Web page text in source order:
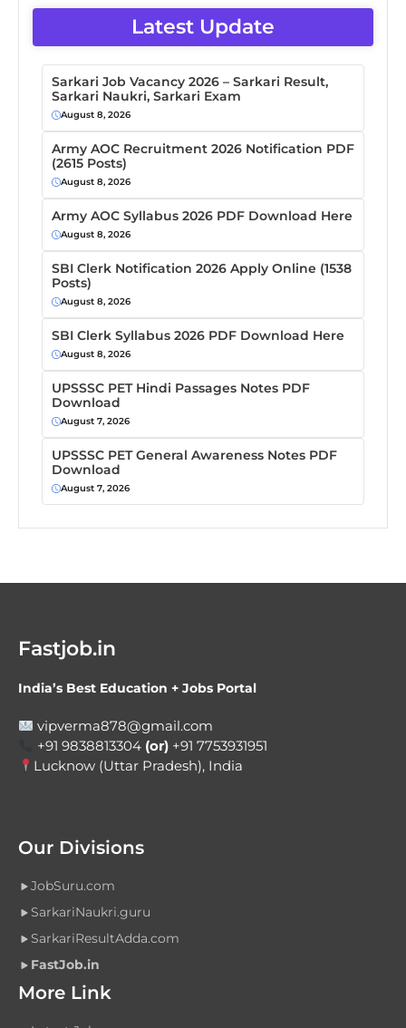
Latest Update
Sarkari Job Vacancy 2026 – Sarkari Result,
Sarkari Naukri, Sarkari Exam
August 8, 2026
Army AOC Recruitment 2026 Notification PDF
(2615 Posts)
August 8, 2026
Army AOC Syllabus 2026 PDF Download Here
August 8, 2026
SBI Clerk Notification 2026 Apply Online (1538
Posts)
August 8, 2026
SBI Clerk Syllabus 2026 PDF Download Here
August 8, 2026
UPSSSC PET Hindi Passages Notes PDF
Download
August 7, 2026
UPSSSC PET General Awareness Notes PDF
Download
August 7, 2026
Fastjob.in
India’s Best Education + Jobs Portal
vipverma878@gmail.com
+91 9838813304 (or) +91 7753931951
Lucknow (Uttar Pradesh), India
Our Divisions
JobSuru.com
SarkariNaukri.guru
SarkariResultAdda.com
FastJob.in
More Link